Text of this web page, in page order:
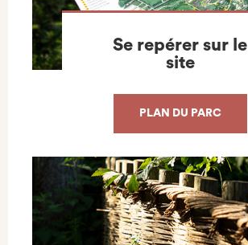
Se repérer sur le
site
PLAN DU PARC